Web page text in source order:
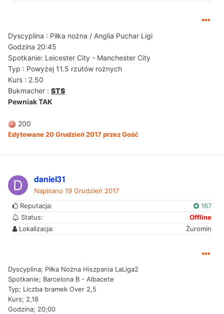
Dyscyplina : Piłka nożna / Anglia Puchar Ligi
Godzina 20:45
Spotkanie: Leicester City - Manchester City
Typ : Powyżej 11.5 rzutów rożnych
Kurs : 2.50
Bukmacher : STS
Pewniak TAK
200
Edytowane20 Grudzień 2017przez Gość
daniel31
Napisano 19 Grudzień 2017
Reputacja:
167
Status:
Offline
Lokalizacja:
Żuromin
Dyscyplina; Piłka Nożna Hiszpania LaLiga2
Spotkanie; Barcelona B - Albacete
Typ; Liczba bramek Over 2,5
Kurs; 2,18
Godzina; 20;00